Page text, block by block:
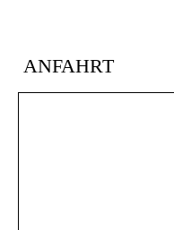
ANFAHRT